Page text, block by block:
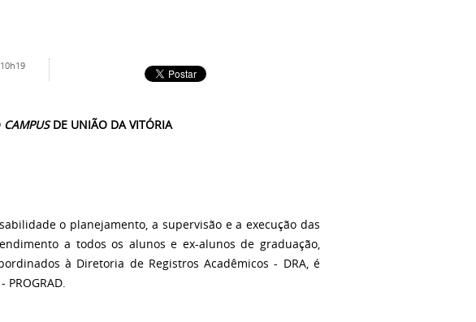
CAMPUSDE UNIÃO DA VITÓRIA
o planejamento, a supervisão e a execução das
a todos os alunos e ex-alunos de graduação,
à Diretoria de Registros Acadêmicos - DRA, é